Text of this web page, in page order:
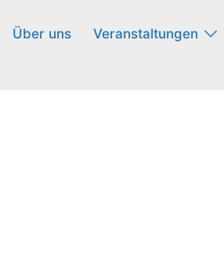
Über uns Veranstaltungen